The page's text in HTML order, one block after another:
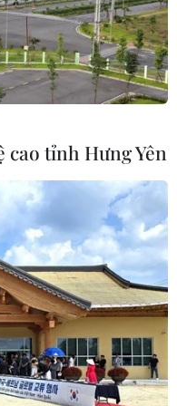
hóa,
thống
xã
tỉnh Hưng Yên